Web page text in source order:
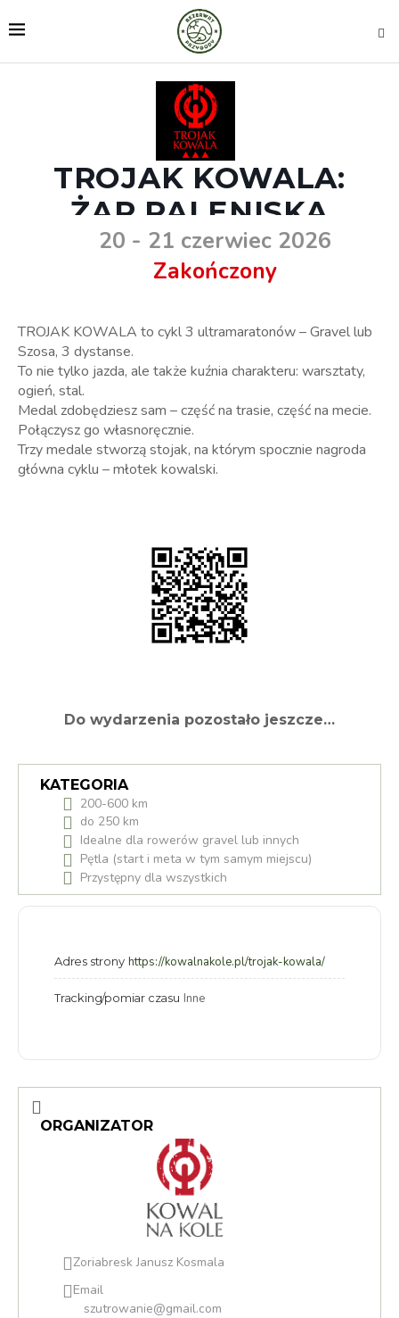
TROJAK KOWALA:
ŻAR PALENISKA
20 - 21 czerwiec 2026
Zakończony
TROJAK KOWALA to cykl 3 ultramaratonów – Gravel lub
Szosa, 3 dystanse.
To nie tylko jazda, ale także kuźnia charakteru: warsztaty,
ogień, stal.
Medal zdobędziesz sam – część na trasie, część na mecie.
Połączysz go własnoręcznie.
Trzy medale stworzą stojak, na którym spocznie nagroda
główna cyklu – młotek kowalski.
Do wydarzenia pozostało jeszcze…
KATEGORIA
200-600 km
do 250 km
Idealne dla rowerów gravel lub innych
Pętla (start i meta w tym samym miejscu)
Przystępny dla wszystkich
Adres strony https://kowalnakole.pl/trojak-kowala/
Tracking/pomiar czasu Inne
ORGANIZATOR
Zoriabresk Janusz Kosmala
Email
szutrowanie@gmail.com